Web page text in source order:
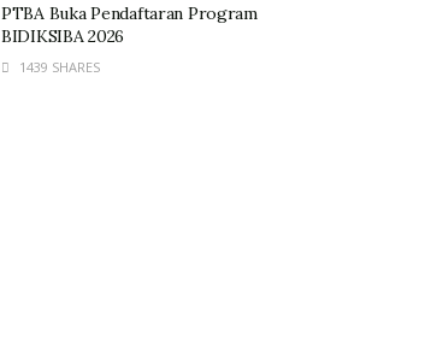
PTBA Buka Pendaftaran Program
BIDIKSIBA 2026
1439 SHARES